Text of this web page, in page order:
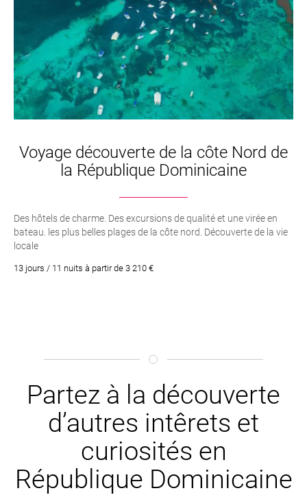
Voyage découverte de la côte Nord de
la République Dominicaine
Des hôtels de charme. Des excursions de qualité et une virée en
bateau. les plus belles plages de la côte nord. Découverte de la vie
locale
13 jours / 11 nuits à partir de 3 210 €
Partez à la découverte
d’autres intêrets et
curiosités en
République Dominicaine